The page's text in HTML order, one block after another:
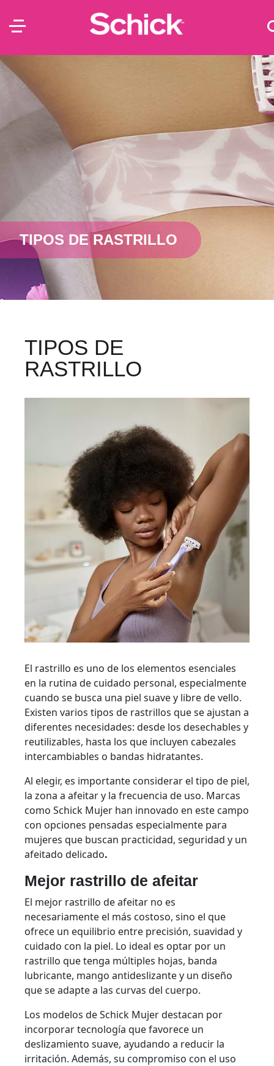
TIPOS DE RASTRILLO
TIPOS DE
RASTRILLO
El rastrillo es uno de los elementos esenciales
en la rutina de cuidado personal, especialmente
cuando se busca una piel suave y libre de vello.
Existen varios tipos de rastrillos que se ajustan a
diferentes necesidades: desde los desechables y
reutilizables, hasta los que incluyen cabezales
intercambiables o bandas hidratantes.
Al elegir, es importante considerar el tipo de piel,
la zona a afeitar y la frecuencia de uso. Marcas
como Schick Mujer han innovado en este campo
con opciones pensadas especialmente para
mujeres que buscan practicidad, seguridad y un
afeitado delicado.
Mejor rastrillo de afeitar
El mejor rastrillo de afeitar no es
necesariamente el más costoso, sino el que
ofrece un equilibrio entre precisión, suavidad y
cuidado con la piel. Lo ideal es optar por un
rastrillo que tenga múltiples hojas, banda
lubricante, mango antideslizante y un diseño
que se adapte a las curvas del cuerpo.
Los modelos de Schick Mujer destacan por
incorporar tecnología que favorece un
deslizamiento suave, ayudando a reducir la
irritación. Además, su compromiso con el uso